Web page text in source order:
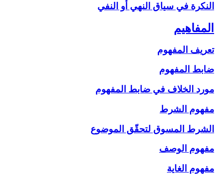
النكرة في سياق النهي أو النفي
المفاهيم‏
تعريف المفهوم
ضابط المفهوم
مورد الخلاف في ضابط المفهوم
مفهوم الشرط
الشرط المسوق لتحقّق الموضوع
مفهوم الوصف
مفهوم الغاية